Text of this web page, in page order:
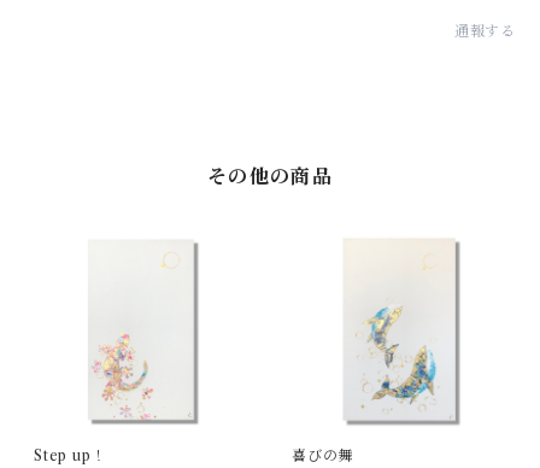
通報する
その他の商品
Step up！ 喜びの舞